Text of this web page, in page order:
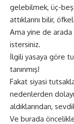
gelebilmek, üç-beş
attıklarını bilir,
Ama yine de
istersiniz.
İlgili yasaya göre
tanınmış!
Fakat siyasi
nedenlerden dolayı
aldıklarından,
Ve burada